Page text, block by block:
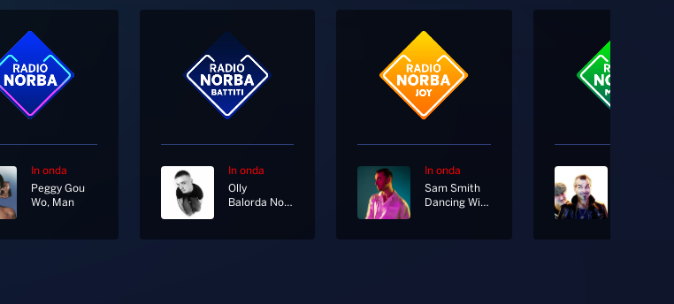
In onda
Peggy Gou
Wo, Man
In onda
Olly
Balorda Nostalgia
In onda
Sam Smith
Dancing With A Stranger